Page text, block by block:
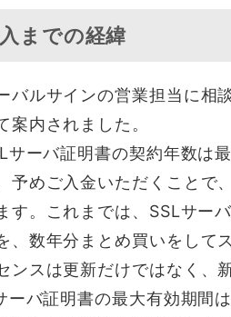
までの経緯
バルサインの営業担当に相
案内されました。
サーバ証明書の契約年数は
予めご入金いただくことで
す。これまでは、SSLサー
、数年分まとめ買いをして
ンスは更新だけではなく、
ーバ証明書の最大有効期間